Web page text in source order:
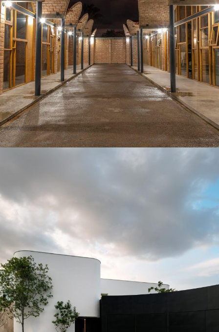
Centro de Desarrollo Comunitario